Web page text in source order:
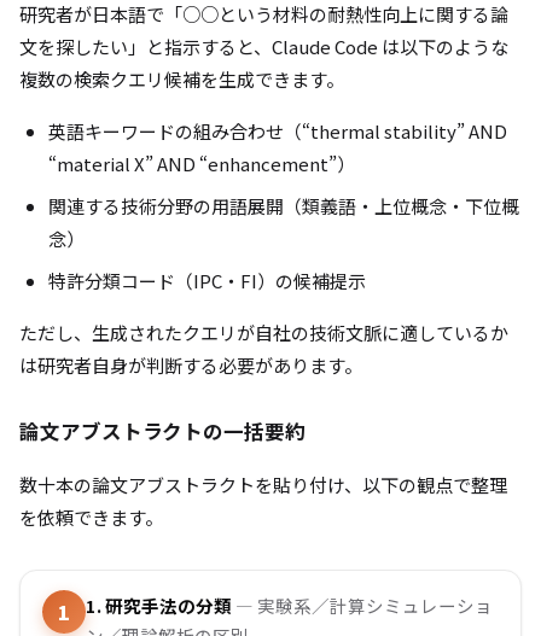
研究者が日本語で「○○という材料の耐熱性向上に関する論
文を探したい」と指示すると、Claude Code は以下のような
複数の検索クエリ候補を生成できます。
英語キーワードの組み合わせ（“thermal stability” AND
“material X” AND “enhancement”）
関連する技術分野の用語展開（類義語・上位概念・下位概
念）
特許分類コード（IPC・FI）の候補提示
ただし、生成されたクエリが自社の技術文脈に適しているか
は研究者自身が判断する必要があります。
論文アブストラクトの一括要約
数十本の論文アブストラクトを貼り付け、以下の観点で整理
を依頼できます。
1. 研究手法の分類 — 実験系／計算シミュレーショ